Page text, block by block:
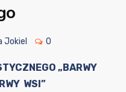
Jokiel 0
„BARWY
WSI”